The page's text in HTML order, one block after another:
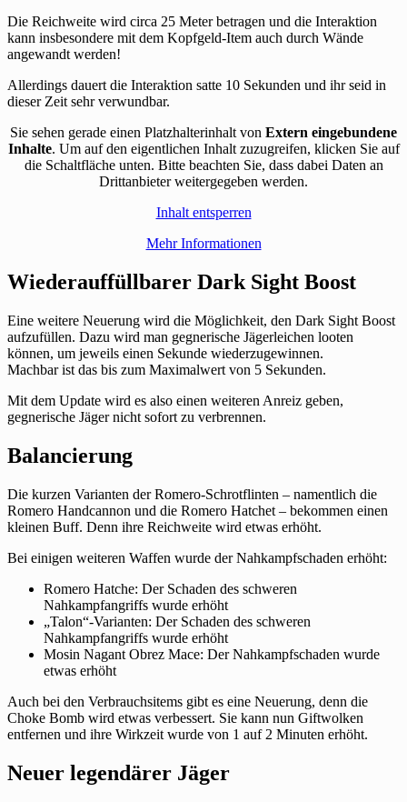
Die Reichweite wird circa 25 Meter betragen und die Interaktion
kann insbesondere mit dem Kopfgeld-Item auch durch Wände
angewandt werden!
Allerdings dauert die Interaktion satte 10 Sekunden und ihr seid in
dieser Zeit sehr verwundbar.
Sie sehen gerade einen Platzhalterinhalt von Extern eingebundene
Inhalte. Um auf den eigentlichen Inhalt zuzugreifen, klicken Sie auf
die Schaltfläche unten. Bitte beachten Sie, dass dabei Daten an
Drittanbieter weitergegeben werden.
Inhalt entsperren
Mehr Informationen
Wiederauffüllbarer Dark Sight Boost
Eine weitere Neuerung wird die Möglichkeit, den Dark Sight Boost
aufzufüllen. Dazu wird man gegnerische Jägerleichen looten
können, um jeweils einen Sekunde wiederzugewinnen.
Machbar ist das bis zum Maximalwert von 5 Sekunden.
Mit dem Update wird es also einen weiteren Anreiz geben,
gegnerische Jäger nicht sofort zu verbrennen.
Balancierung
Die kurzen Varianten der Romero-Schrotflinten – namentlich die
Romero Handcannon und die Romero Hatchet – bekommen einen
kleinen Buff. Denn ihre Reichweite wird etwas erhöht.
Bei einigen weiteren Waffen wurde der Nahkampfschaden erhöht:
Romero Hatche: Der Schaden des schweren
Nahkampfangriffs wurde erhöht
„Talon“-Varianten: Der Schaden des schweren
Nahkampfangriffs wurde erhöht
Mosin Nagant Obrez Mace: Der Nahkampfschaden wurde
etwas erhöht
Auch bei den Verbrauchsitems gibt es eine Neuerung, denn die
Choke Bomb wird etwas verbessert. Sie kann nun Giftwolken
entfernen und ihre Wirkzeit wurde von 1 auf 2 Minuten erhöht.
Neuer legendärer Jäger